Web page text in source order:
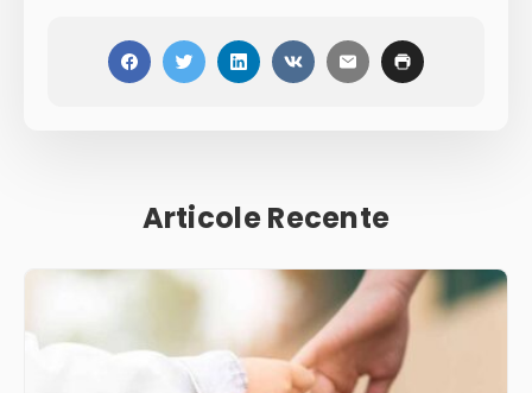
Articole Recente